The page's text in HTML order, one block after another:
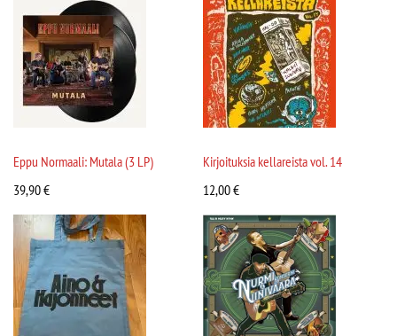
Eppu Normaali: Mutala (3 LP)
39,90€
Kirjoituksia kellareista vol. 14
12,00€